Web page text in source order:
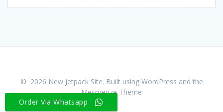
© 2026 New Jetpack Site. Built using WordPress and the
Mesmerize Theme
Order Via Whatsapp